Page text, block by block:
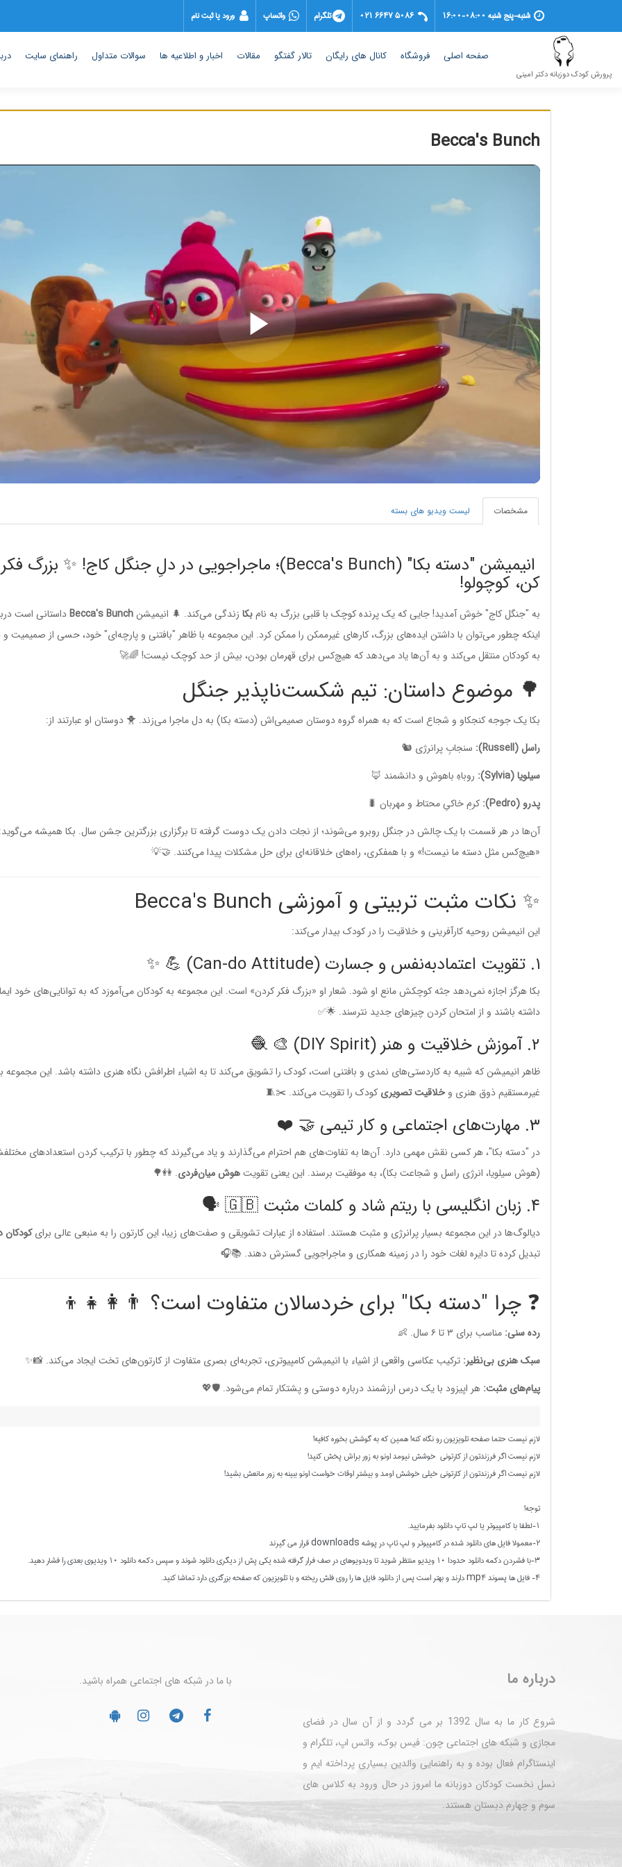
شنبه-پنج شنبه 08:00-16:00 021 6647 5086 تلگرام واتساپ ورود یا ثبت نام
پرورش کودک دوزبانه دکتر امینی
صفحه اصلی
(current) فروشگاه کانال های رایگان تالار گفتگو مقالات اخبار و اطلاعیه ها سوالات متداول راهنمای سایت
Becca's Bunch
Play
Video
مشخصات لیست ویدیو های بسته
انیمیشن "دسته بکا" (Becca's Bunch)؛ ماجراجویی در دلِ جنگل کاج! ✨ بزرگ فکر
کن، کوچولو!
به "جنگل کاج" خوش آمدید! جایی که یک پرنده کوچک با قلبی بزرگ به نامبکا زندگی می‌کند. 🌲 انیمیشنBecca's Bunchداستانی است
اینکه چطور می‌توان با داشتن ایده‌های بزرگ، کارهای غیرممکن را ممکن کرد. این مجموعه با ظاهر "بافتنی و پارچه‌ای" خود، حسی از صمیمیت و
به کودکان منتقل می‌کند و به آن‌ها یاد می‌دهد که هیچ‌کس برای قهرمان بودن، بیش از حد کوچک نیست! 🌈🚀
🌳 موضوع داستان: تیم شکست‌ناپذیر جنگل
بکا یک جوجه کنجکاو و شجاع است که به همراه گروه دوستان صمیمی‌اش (دسته بکا) به دل ماجرا می‌زند. 🐥 دوستان او عبارتند از:
راسل (Russell):
سنجابِ پرانرژی 🐿️
سیلویا (Sylvia):
روباهِ باهوش و دانشمند 🦊
پدرو (Pedro):
کرمِ خاکیِ محتاط و مهربان 🐛
آن‌ها در هر قسمت با یک چالش در جنگل روبرو می‌شوند؛ از نجات دادن یک دوست گرفته تا برگزاری بزرگترین جشن سال. بکا همیشه
«هیچ‌کس مثل دسته ما نیست!» و با همفکری، راه‌های خلاقانه‌ای برای حل مشکلات پیدا می‌کنند. 🤝💡
✨ نکات مثبت تربیتی و آموزشی Becca's Bunch
این انیمیشن روحیه کارآفرینی و خلاقیت را در کودک بیدار می‌کند:
۱. تقویت اعتمادبه‌نفس و جسارت (Can-do Attitude) 💪 ✨
بکا هرگز اجازه نمی‌دهد جثه کوچکش مانع او شود. شعار او «بزرگ فکر کردن» است. این مجموعه به کودکان می‌آموزد که به توانایی‌های خود
داشته باشند و از امتحان کردن چیزهای جدید نترسند. 🌟✅
۲. آموزش خلاقیت و هنر (DIY Spirit) 🎨 🧶
ظاهر انیمیشن که شبیه به کاردستی‌های نمدی و بافتنی است، کودک را تشویق می‌کند تا به اشیاء اطرافش نگاه هنری داشته باشد. این مجموعه
غیرمستقیم ذوق هنری وخلاقیت تصویری کودک را تقویت می‌کند. ✂️🧵
۳. مهارت‌های اجتماعی و کار تیمی 🤝 ❤️
در "دسته بکا"، هر کسی نقش مهمی دارد. آن‌ها به تفاوت‌های هم احترام می‌گذارند و یاد می‌گیرند که چطور با ترکیب کردن استعدادهای
(هوش سیلویا، انرژی راسل و شجاعت بکا)، به موفقیت برسند. این یعنی تقویتهوش میان‌فردی. 👭🌳
۴. زبان انگلیسی با ریتم شاد و کلمات مثبت 🇬🇧 🗣️
دیالوگ‌ها در این مجموعه بسیار پرانرژی و مثبت هستند. استفاده از عبارات تشویقی و صفت‌های زیبا، این کارتون را به منبعی عالی برایکودکان
تبدیل کرده تا دایره لغات خود را در زمینه همکاری و ماجراجویی گسترش دهند. 📚🎧
❓ چرا "دسته بکا" برای خردسالان متفاوت است؟ 👨‍👩‍👧‍👦
رده سنی: مناسب برای ۳ تا ۶ سال. 👶
سبک هنری بی‌نظیر: ترکیب عکاسی واقعی از اشیاء با انیمیشن کامپیوتری، تجربه‌ای بصری متفاوت از کارتون‌های تخت ایجاد می‌کند. 📸✨
پیام‌های مثبت: هر اپیزود با یک درس ارزشمند درباره دوستی و پشتکار تمام می‌شود. 🛡️💖
لازم نیست حتما صفحه تلویزیون رو نگاه کنه! همین که به گوشش بخوره کافیه!
لازم نیست اگر فرزندتون از کارتونی خوشش نیومد اونو به زور براش پخش کنید!
لازم نیست اگر فرزندتون از کارتونی خیلی خوشش اومد و بیشتر اوقات خواست اونو ببینه به زور مانعش بشید!
توجه!
1-لطفا با کامپیوتر یا لپ تاپ دانلود بفرمایید.
2-معمولا فایل های دانلود شده در کامپیوتر و لپ تاپ در پوشه downloads قرار می گیرند
3-با فشردن دکمه دانلود حدودا 10 ویدیو منتظر شوید تا ویدویوهای در صف فرار گرفته شده یکی پش از دیگری دانلود شوند و سپس دکمه دانلود 10 ویدیوی بعدی را فشار دهید.
4- فایل ها پسوند mp4 دارند و بهتر است پس از دانلود فایل ها را روی فلش ریخته و با تلویزیون که صفحه بزرگتری دارد تماشا کنید.
با ما در شبکه های اجتماعی همراه باشید. درباره ما
شروع کار ما به سال 1392 بر می گردد و از آن سال در فضای
مجازی و شبکه های اجتماعی چون: فیس بوک، واتس اپ، تلگرام و
اینستاگرام فعال بوده و به راهنمایی والدین بسیاری پرداخته ایم و
نسل نخست کودکان دوزبانه ما امروز در حال ورود به کلاس های
سوم و چهارم دبستان هستند.